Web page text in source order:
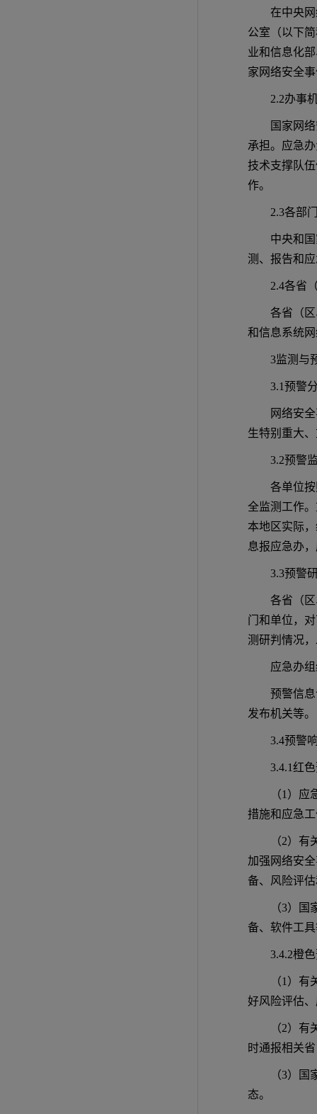
在中央
公室（以下
业和信息化
家网络安全
2.2办事
国家网
承担。应急
技术支撑队
作。
2.3各部
中央和
测、报告和
2.4各省
各省（
和信息系统
3监测与
3.1预警
网络安
生特别重大
3.2预警
各单位
全监测工作
本地区实际
息报应急办
3.3预警
各省（
门和单位，
测研判情况
应急办
预警信
发布机关等。
3.4预警
3.4.1红
（1）
措施和应急
（2）
加强网络安
备、风险评
（3）
备、软件工
3.4.2橙
（1）
好风险评估
（2）
时通报相关
（3）
态。